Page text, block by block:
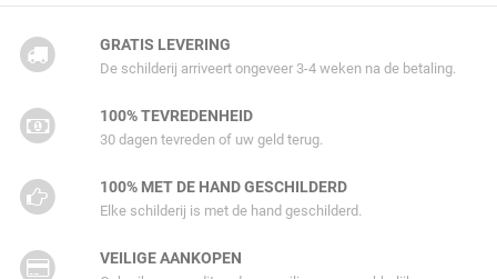
GRATIS LEVERING
De schilderij arriveert ongeveer 3-4 weken na de betaling.
100% TEVREDENHEID
30 dagen tevreden of uw geld terug.
100% MET DE HAND GESCHILDERD
Elke schilderij is met de hand geschilderd.
VEILIGE AANKOPEN